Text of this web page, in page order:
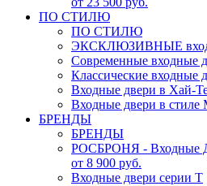
ПО СТИЛЮ
ПО СТИЛЮ
ЭКСКЛЮЗИВНЫЕ
Современные входные
Классические входные
Входные двери в Хай-
Входные двери в стиле
БРЕНДЫ
БРЕНДЫ
РОСБРОНЯ - Входные
от 8 900 руб.
Входные двери серии Т